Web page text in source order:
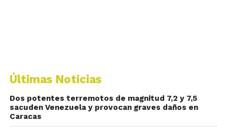
Últimas Noticias
Dos potentes terremotos de magnitud 7,2 y 7,5
sacuden Venezuela y provocan graves daños en
Caracas